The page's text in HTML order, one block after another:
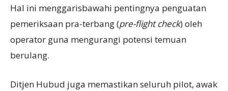
Hal ini menggarisbawahi pentingnya penguatan
pemeriksaan pra-terbang (pre-flight check) oleh
operator guna mengurangi potensi temuan
berulang.
Ditjen Hubud juga memastikan seluruh pilot, awak